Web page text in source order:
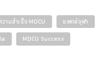
ความสำเร็จ MDCU
แพทย์จุฬา
MDCU Success